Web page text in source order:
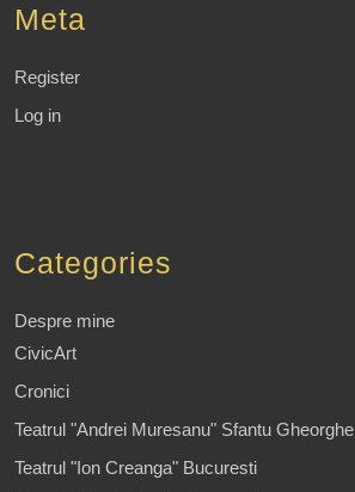
Meta
Register
Log in
Categories
Despre mine
CivicArt
Cronici
Teatrul "Andrei Muresanu" Sfantu Gheorghe
Teatrul "Ion Creanga" Bucuresti